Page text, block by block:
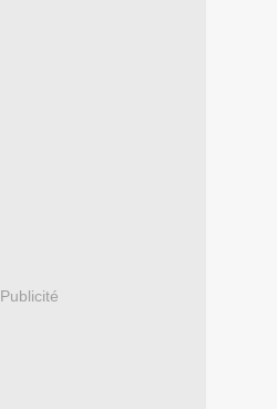
Publicité